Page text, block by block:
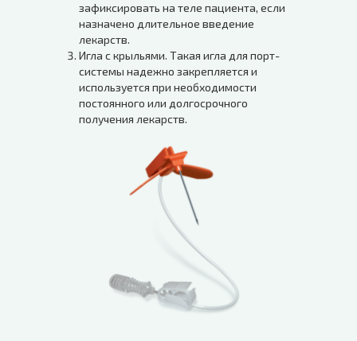
зафиксировать на теле пациента, если
назначено длительное введение
лекарств.
Игла с крыльями. Такая игла для порт-
системы надежно закрепляется и
используется при необходимости
постоянного или долгосрочного
получения лекарств.